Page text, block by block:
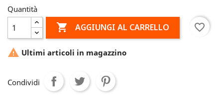
Quantità
 AGGIUNGI AL CARRELLO favorite_border
 Ultimi articoli in magazzino
Condividi